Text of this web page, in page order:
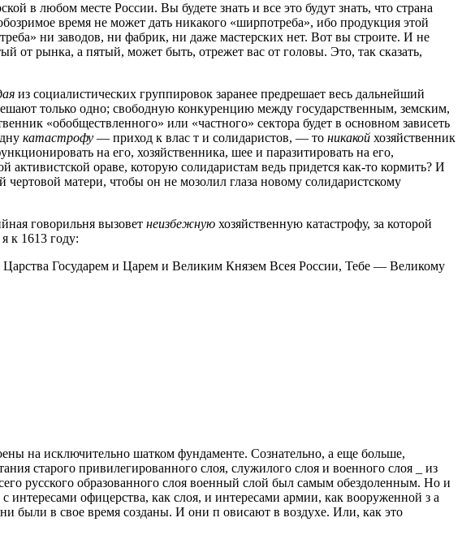
в любом месте России. Вы будете знать и все это будут знать, что страна
время не может дать никакого «ширпотреба», ибо продукция этой
ни заводов, ни фабрик, ни даже мастерских нет. Вот вы строите. И не
от рынка, а пятый, может быть, отрежет вас от головы. Это, так сказать,
из социалистических группировок заранее предрешает весь дальнейший
только одно; свободную конкуренцию между государственным, земским,
«обобществленного» или «частного» сектора будет в основном зависеть
катастрофу — приход к влас т и солидаристов, — то никакой хозяйственник
на его, хозяйственника, шее и паразитировать на его,
ораве, которую солидаристам ведь придется как-то кормить? И
матери, чтобы он не мозолил глаза новому солидаристскому
говорильня вызовет неизбежную хозяйственную катастрофу, за которой
к 1613 году:
Государем и Царем и Великим Князем Всея России, Тебе — Великому
на исключительно шатком фундаменте. Сознательно, а еще больше,
старого привилегированного слоя, служилого слоя и военного слоя _ из
русского образованного слоя военный слой был самым обездоленным. Но и
офицерства, как слоя, и интересами армии, как вооруженной з а
были в свое время созданы. И они п овисают в воздухе. Или, как это